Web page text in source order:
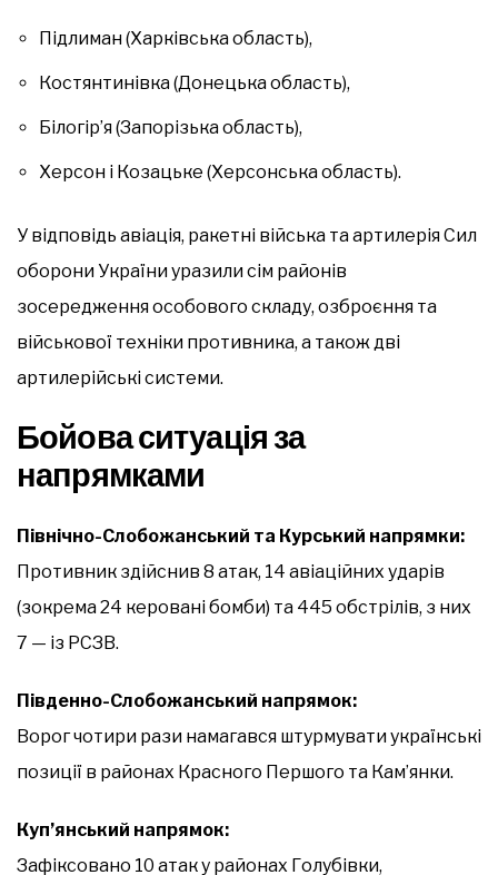
Підлиман (Харківська область),
Костянтинівка (Донецька область),
Білогір’я (Запорізька область),
Херсон і Козацьке (Херсонська область).
У відповідь авіація, ракетні війська та артилерія Сил
оборони України уразили сім районів
зосередження особового складу, озброєння та
військової техніки противника, а також дві
артилерійські системи.
Бойова ситуація за
напрямками
Північно-Слобожанський та Курський напрямки:
Противник здійснив 8 атак, 14 авіаційних ударів
(зокрема 24 керовані бомби) та 445 обстрілів, з них
7 — із РСЗВ.
Південно-Слобожанський напрямок:
Ворог чотири рази намагався штурмувати українські
позиції в районах Красного Першого та Кам’янки.
Куп’янський напрямок:
Зафіксовано 10 атак у районах Голубівки,